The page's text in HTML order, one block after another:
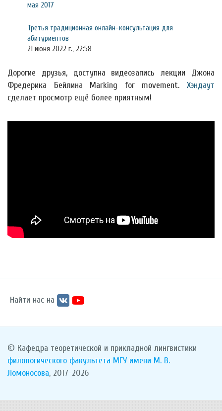
мая 2017
Третья традиционная онлайн-консультация для
абитуриентов
21 июня 2022 г., 22:58
Дорогие друзья, доступна видеозапись лекции Джона
Фредерика Бейлина Marking for movement. Хэндаут
сделает просмотр ещё более приятным!
Найти нас на
© Кафедра теоретической и прикладной лингвистики
филологического факультета МГУ имени М. В.
Ломоносова, 2017-2026